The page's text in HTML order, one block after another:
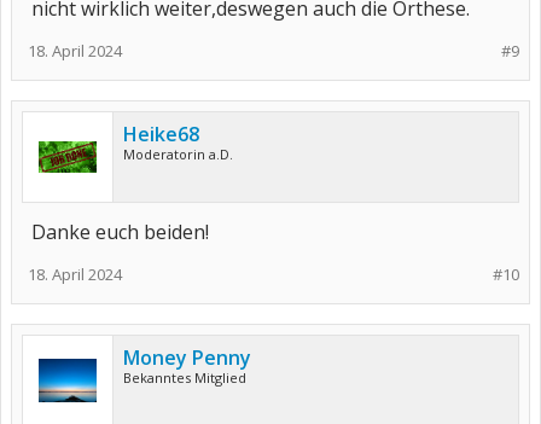
nicht wirklich weiter,deswegen auch die Orthese.
#9
18. April 2024
Heike68
Moderatorin a.D.
Danke euch beiden!
#10
18. April 2024
Money Penny
Bekanntes Mitglied